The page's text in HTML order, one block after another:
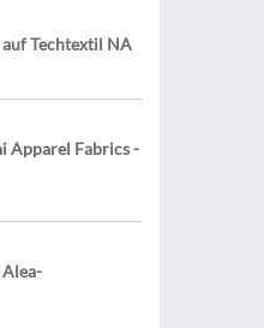
Techtextil NA
Apparel Fabrics -